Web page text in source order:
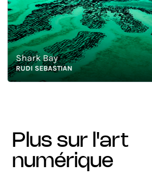
Shark Bay
RUDI SEBASTIAN
plus sur l'art
numérique